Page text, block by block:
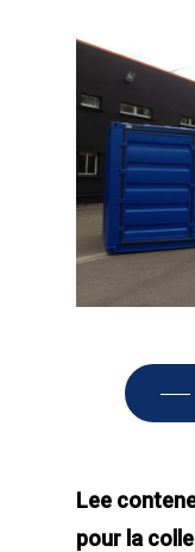
Lee
pour la